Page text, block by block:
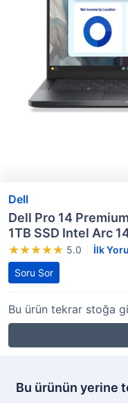
Dell
Dell Pro 14
1TB SSD Intel Arc
5.0
İlk
Soru Sor
Bu ürün tekrar stoğa
Bu ürünün yerine